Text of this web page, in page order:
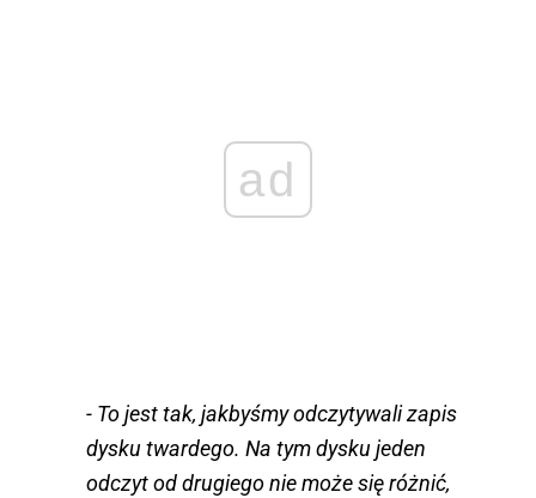
ad
- To jest tak, jakbyśmy odczytywali zapis
dysku twardego. Na tym dysku jeden
odczyt od drugiego nie może się różnić,